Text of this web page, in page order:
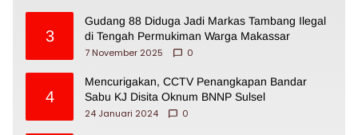
3
Gudang 88 Diduga Jadi Markas Tambang Ilegal
di Tengah Permukiman Warga Makassar
7 November 2025
0
4
Mencurigakan, CCTV Penangkapan Bandar
Sabu KJ Disita Oknum BNNP Sulsel
24 Januari 2024
0